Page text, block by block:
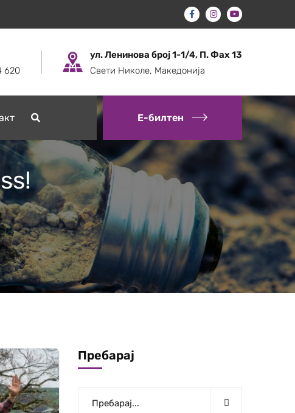
620
ул. Ленинова број 1-1/4, П. Фах 13
Свети Николе, Македонија
Е-билтен
Пребарај